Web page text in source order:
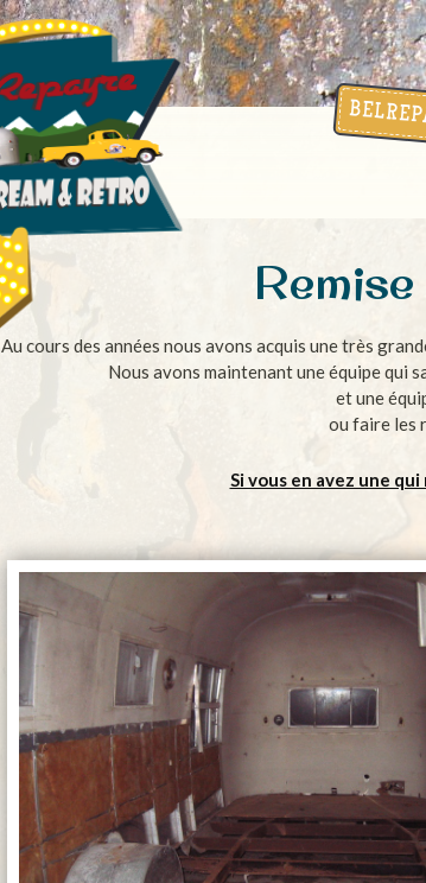
Au cours des années nous avons acquis une très
Nous avons maintenant une équipe qui
et une
ou faire les
Si vous en avez une